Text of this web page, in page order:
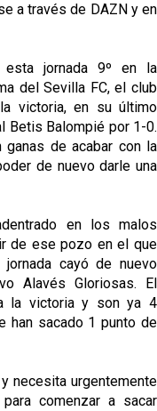
a través de DAZN y en
jornada 9º en la
del Sevilla FC, el club
victoria, en su último
Betis Balompié por 1-0.
de acabar con la
de nuevo darle una
en los malos
de ese pozo en el que
cayó de nuevo
Alavés Gloriosas. El
la victoria y son ya 4
han sacado 1 punto de
necesita urgentemente
comenzar a sacar